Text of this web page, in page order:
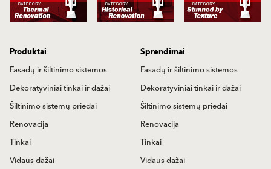
Produktai
Fasadų ir šiltinimo sistemos
Dekoratyviniai tinkai ir dažai
Šiltinimo sistemų priedai
Renovacija
Tinkai
Vidaus dažai
Sprendimai
Fasadų ir šiltinimo sistemos
Dekoratyviniai tinkai ir dažai
Šiltinimo sistemų priedai
Renovacija
Tinkai
Vidaus dažai